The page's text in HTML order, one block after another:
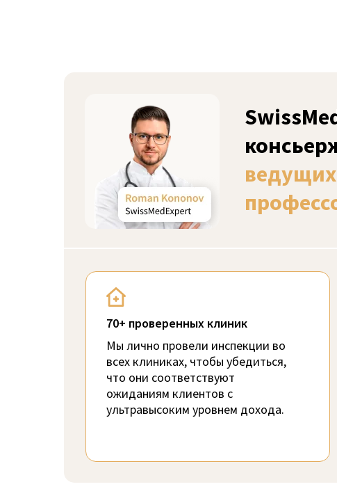
70+ проверенных клиник
Мы лично провели инспекции во
всех клиниках, чтобы убедиться,
что они соответствуют
ожиданиям клиентов с
ультравысоким уровнем дохода.